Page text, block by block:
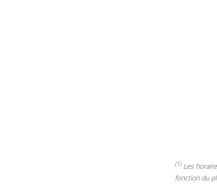
(1)Les
fonction du